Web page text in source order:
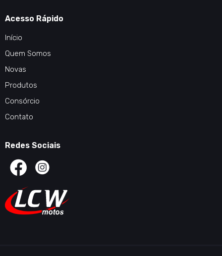
Acesso Rápido
Início
Quem Somos
Novas
Produtos
Consórcio
Contato
Redes Sociais